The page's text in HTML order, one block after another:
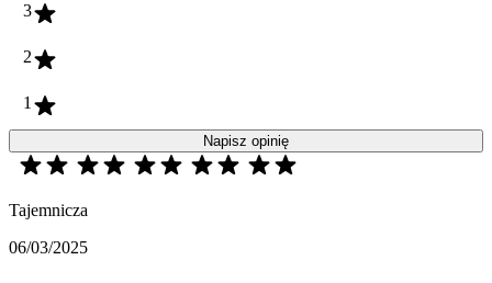
3
2
1
Napisz opinię
Tajemnicza
06/03/2025